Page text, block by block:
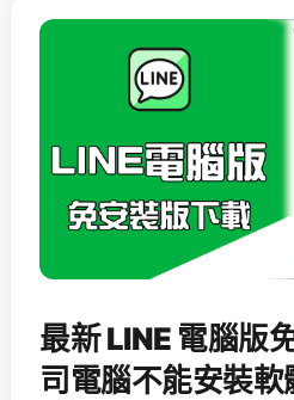
最新 LINE 電腦版
司電腦不能安裝軟